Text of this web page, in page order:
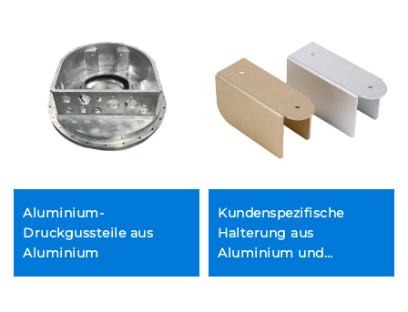
Aluminium-
Druckgussteile aus
Aluminium
Kundenspezifische
Halterung aus
Aluminium und
Edelstahl,